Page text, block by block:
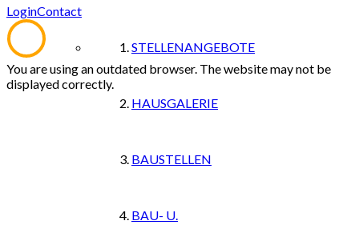
STELLENANGEBOTE
HAUSGALERIE
BAUSTELLEN
BAU- U.
LoginContact
You are using an outdated browser. The website may not be
displayed correctly.